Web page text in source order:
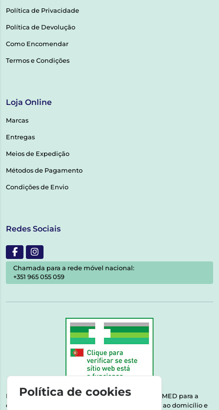
Política de Privacidade
Política de Devolução
Como Encomendar
Termos e Condições
Loja Online
Marcas
Entregas
Meios de Expedição
Métodos de Pagamento
Condições de Envio
Redes Sociais
Chamada para a rede móvel nacional:
+351 965 055 059
Esta farmácia encontra-se autorizada pelo INFARMED para a
dispensa de medicamentos e produtos de saúde ao domicílio e
Política de cookies